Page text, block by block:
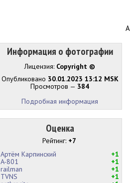
Информация о фотографии
Лицензия: Copyright ©
Опубликовано 30.01.2023 13:12 MSK
Просмотров — 384
Подробная информация
Оценка
Рейтинг: +7
Артём Карпинский
+1
A-801
+1
railman
+1
TVNS
+1